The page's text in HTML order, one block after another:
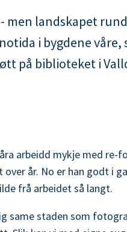
men landskapet
i bygdene våre,
på biblioteket i
arbeidd mykje med re-
år. No er han godt i
frå arbeidet så langt.
same staden som